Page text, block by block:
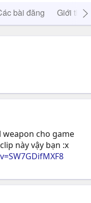
bài đăng Giới thiệu
cho game
này vậy bạn :x